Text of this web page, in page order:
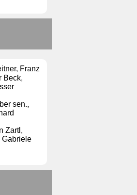
Franz
Beck,
sen.,
Zartl,
Gabriele